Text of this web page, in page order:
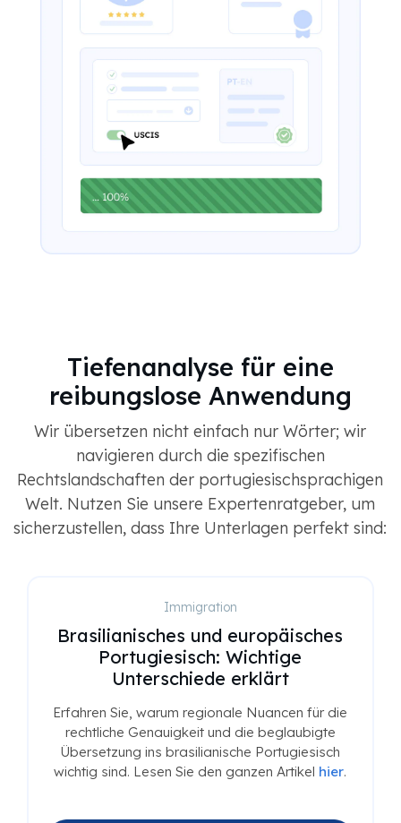
Tiefenanalyse für eine
reibungslose Anwendung
Wir übersetzen nicht einfach nur Wörter; wir
navigieren durch die spezifischen
Rechtslandschaften der portugiesischsprachigen
Welt. Nutzen Sie unsere Expertenratgeber, um
sicherzustellen, dass Ihre Unterlagen perfekt sind:
Immigration
Brasilianisches und europäisches
Portugiesisch: Wichtige
Unterschiede erklärt
Erfahren Sie, warum regionale Nuancen für die
rechtliche Genauigkeit und die beglaubigte
Übersetzung ins brasilianische Portugiesisch
wichtig sind. Lesen Sie den ganzen Artikel hier.